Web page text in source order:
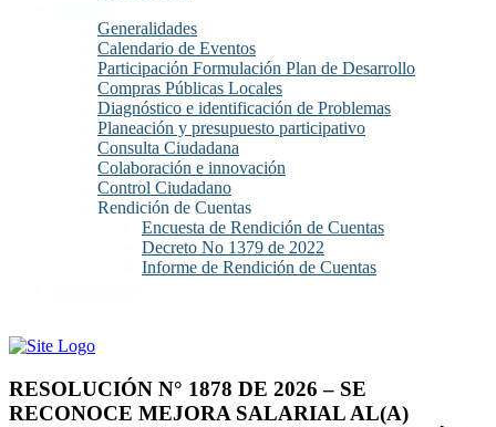
Generalidades
Calendario de Eventos
Participación Formulación Plan de Desarrollo
Compras Públicas Locales
Diagnóstico e identificación de Problemas
Planeación y presupuesto participativo
Consulta Ciudadana
Colaboración e innovación
Control Ciudadano
Rendición de Cuentas
Encuesta de Rendición de Cuentas
Decreto No 1379 de 2022
Informe de Rendición de Cuentas
RESOLUCIÓN N° 1878 DE 2026 – SE
RECONOCE MEJORA SALARIAL AL(A)